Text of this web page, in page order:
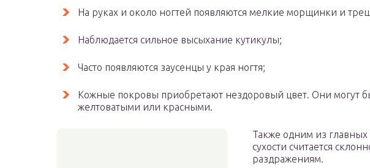
На руках и около ногтей появляются мелкие морщинки и
Наблюдается сильное высыхание кутикулы;
Часто появляются заусенцы у края ногтя;
Кожные покровы приобретают нездоровый цвет. Они могут
желтоватыми или красными.
Также одним из
сухости считается
раздражениям.